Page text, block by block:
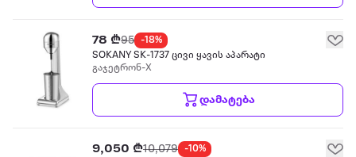
78 ₾95
-18%
SOKANY SK-1737 ცივი ყავის აპარატი
გაჯეტრონ-X
დამატება
9,050 ₾10,079
-10%